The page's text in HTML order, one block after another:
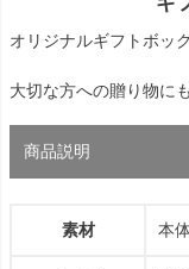
オリジナルギフトボッ
大切な方への贈り物に
商品説明
素材 本